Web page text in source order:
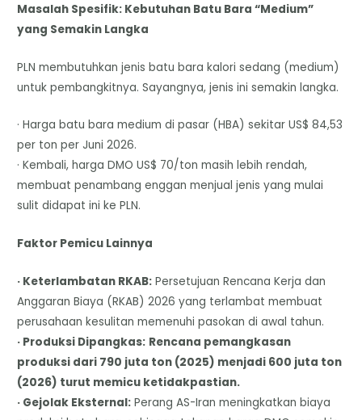
Masalah Spesifik: Kebutuhan Batu Bara “Medium”
yang Semakin Langka
PLN membutuhkan jenis batu bara kalori sedang (medium)
untuk pembangkitnya. Sayangnya, jenis ini semakin langka.
· Harga batu bara medium di pasar (HBA) sekitar US$ 84,53
per ton per Juni 2026.
· Kembali, harga DMO US$ 70/ton masih lebih rendah,
membuat penambang enggan menjual jenis yang mulai
sulit didapat ini ke PLN.
Faktor Pemicu Lainnya
· Keterlambatan RKAB: Persetujuan Rencana Kerja dan
Anggaran Biaya (RKAB) 2026 yang terlambat membuat
perusahaan kesulitan memenuhi pasokan di awal tahun.
· Produksi Dipangkas: Rencana pemangkasan
produksi dari 790 juta ton (2025) menjadi 600 juta ton
(2026) turut memicu ketidakpastian.
· Gejolak Eksternal: Perang AS-Iran meningkatkan biaya